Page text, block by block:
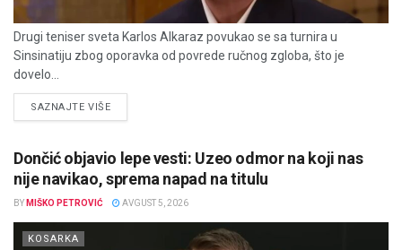
Drugi teniser sveta Karlos Alkaraz povukao se sa turnira u
Sinsinatiju zbog oporavka od povrede ručnog zgloba, što je
dovelo...
SAZNAJTE VIŠEDETAILS
Dončić objavio lepe vesti: Uzeo odmor na koji nas
nije navikao, sprema napad na titulu
BY MIŠKO PETROVIĆ AVGUST 5, 2026
KOSARKA